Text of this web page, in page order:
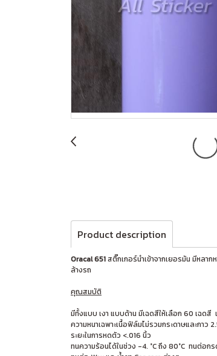
Product description
Oracal 651สติ๊กเกอร์นำเข้าจากเยอรมัน มีหลา
ล้างรถ
คุณสมบัติ
มีทั้งแบบ เงา แบบด้าน มีเฉดสีให้เลือก 60 เฉดสี
ความหนาเฉพาะเนื้อฟิล์มไม่รวมกระดาษและกาว
ระยะในการหดตัว <.016 นิ้ว
ทนความร้อนได้ในช่วง -4. °C ถึง 80°C ทนต่อก